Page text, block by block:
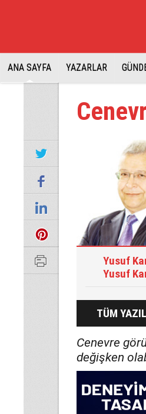
ANA SAYFA YAZARLAR
Yusuf
Yusuf
TÜM
Cenevre
değişken